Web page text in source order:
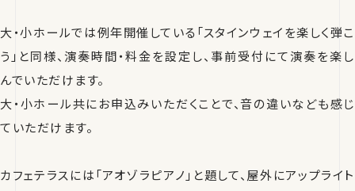
大・小ホールでは例年開催している「スタインウェイを楽しく弾こ
う」と同様、演奏時間・料金を設定し、事前受付にて演奏を楽し
んでいただけます。
大・小ホール共にお申込みいただくことで、音の違いなども感じ
ていただけます。
カフェテラスには「アオゾラピアノ」と題して、屋外にアップライト